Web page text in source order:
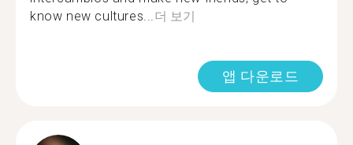
know new cultures...더 보기
앱 다운로드